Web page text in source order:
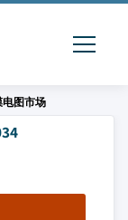
电图市场